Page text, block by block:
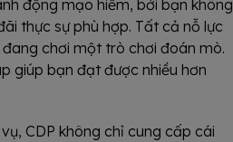
động mạo hiểm, bởi bạn không
thực sự phù hợp. Tất cả nỗ lực
chơi một trò chơi đoán mò.
giúp bạn đạt được nhiều hơn
CDP không chỉ cung cấp cái